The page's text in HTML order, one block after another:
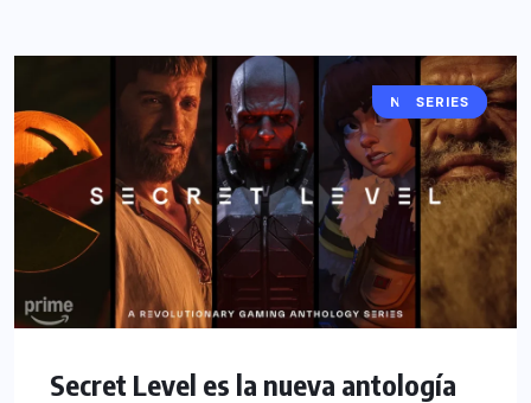
NOTICIAS
SERIES
Secret Level es la nueva antología